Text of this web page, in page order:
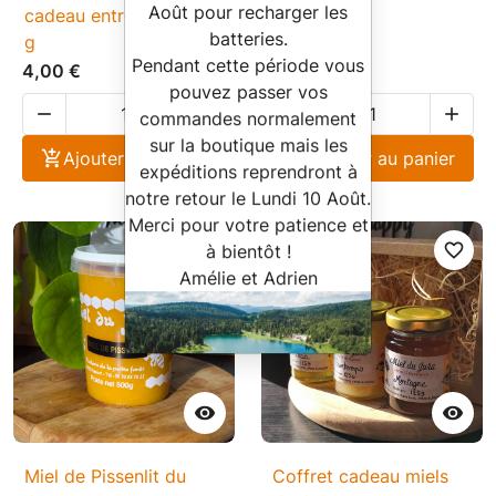
cadeau entreprise - 125
g
4,00 €


Ajouter au panier
7,50 €


Ajouter au panier

favorite_border
Miel de Pissenlit du

favorite_border
Coffret cadeau miels
Août pour recharger les
batteries.
Pendant cette période vous
pouvez passer vos
commandes normalement
sur la boutique mais les
expéditions reprendront à
notre retour le Lundi 10 Août.
Merci pour votre patience et
à bientôt !
Amélie et Adrien